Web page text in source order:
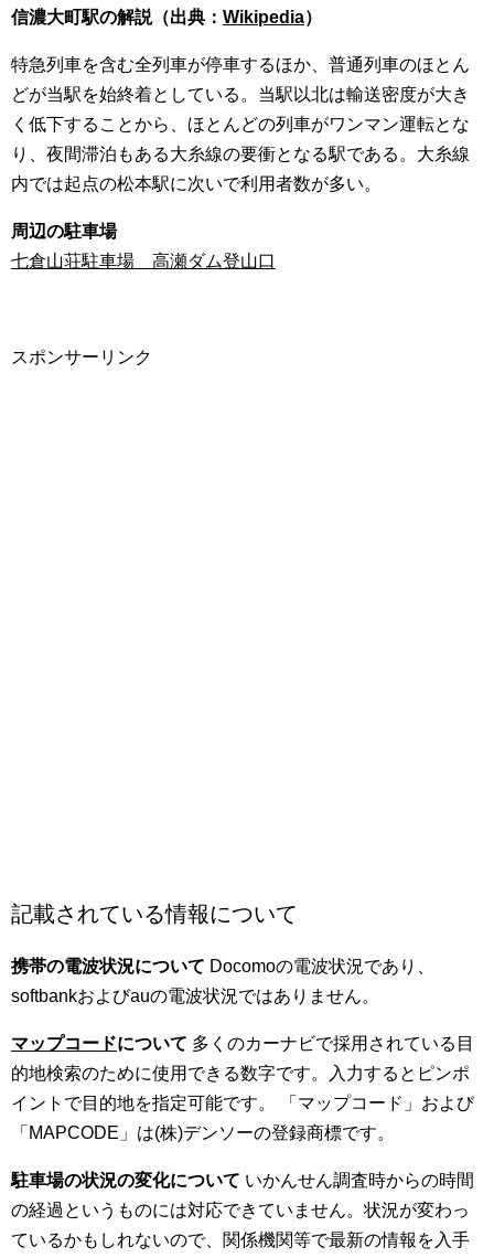
信濃大町駅の解説（出典： Wikipedia）
特急列車を含む全列車が停車するほか、普通列車のほとん
どが当駅を始終着としている。当駅以北は輸送密度が大き
く低下することから、ほとんどの列車がワンマン運転とな
り、夜間滞泊もある大糸線の要衝となる駅である。大糸線
内では起点の松本駅に次いで利用者数が多い。
周辺の駐車場
七倉山荘駐車場 高瀬ダム登山口
スポンサーリンク
記載されている情報について
携帯の電波状況について Docomoの電波状況であり、
softbankおよびauの電波状況ではありません。
マップコードについて 多くのカーナビで採用されている目
的地検索のために使用できる数字です。入力するとピンポ
イントで目的地を指定可能です。 「マップコード」および
「MAPCODE」は(株)デンソーの登録商標です。
駐車場の状況の変化について いかんせん調査時からの時間
の経過というものには対応できていません。状況が変わっ
ているかもしれないので、関係機関等で最新の情報を入手